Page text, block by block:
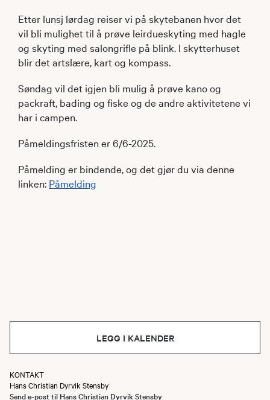
Etter lunsj lørdag reiser vi på skytebanen hvor det
vil bli mulighet til å prøve leirdueskyting med hagle
og skyting med salongrifle på blink. I skytterhuset
blir det artslære, kart og kompass.
Søndag vil det igjen bli mulig å prøve kano og
packraft, bading og fiske og de andre aktivitetene vi
har i campen.
Påmeldingsfristen er 6/6-2025.
Påmelding er bindende, og det gjør du via denne
linken: Påmelding
LEGG I KALENDER
KONTAKT
Hans Christian Dyrvik Stensby
Send e-post til Hans Christian Dyrvik Stensby